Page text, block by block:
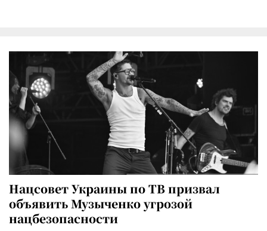
Нацсовет Украины по ТВ призвал
объявить Музыченко угрозой
нацбезопасности